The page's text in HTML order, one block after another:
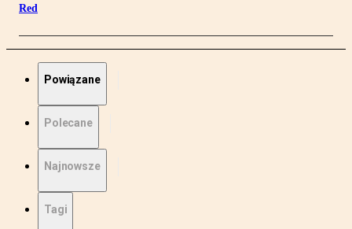
Red
Powiązane
Polecane
Najnowsze
Tagi